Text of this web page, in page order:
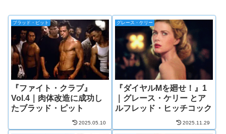
ブラッド・ピット
『ファイト・クラブ』
Vol.4｜肉体改造に成功し
たブラッド・ピット
2025.05.10
グレース・ケリー
『ダイヤルMを廻せ！』1
｜グレース・ケリー とア
ルフレッド・ヒッチコック
2025.11.29